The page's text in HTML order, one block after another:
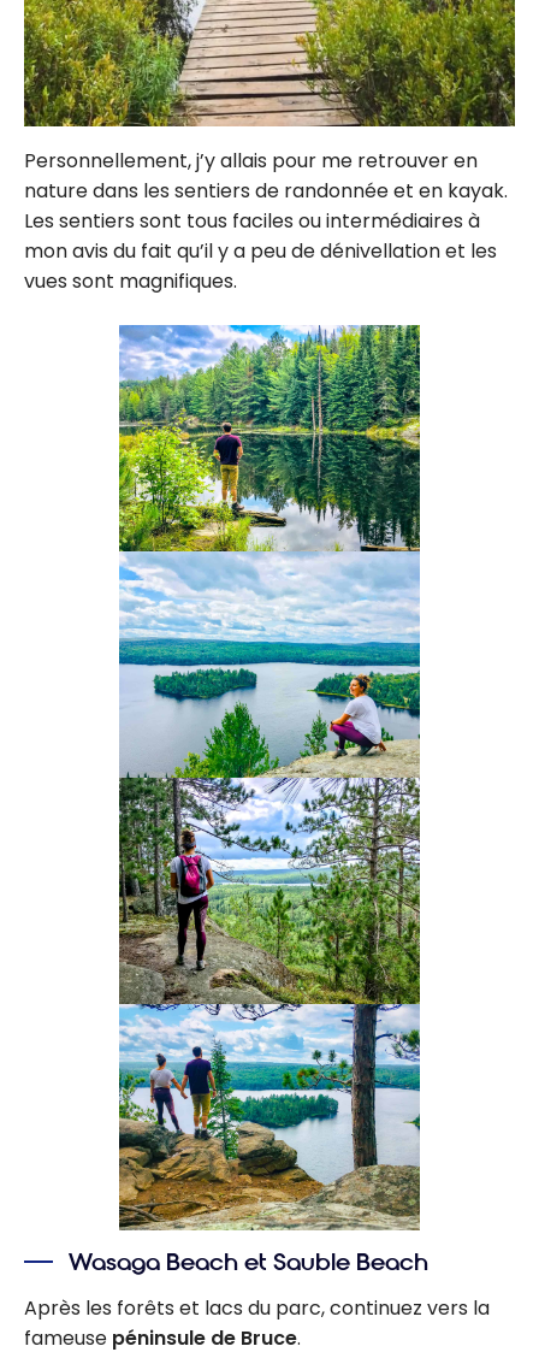
Personnellement, j’y allais pour me retrouver en
nature dans les sentiers de randonnée et en kayak.
Les sentiers sont tous faciles ou intermédiaires à
mon avis du fait qu’il y a peu de dénivellation et les
vues sont magnifiques.
Wasaga Beach et Sauble Beach
Après les forêts et lacs du parc, continuez vers la
fameuse péninsule de Bruce.